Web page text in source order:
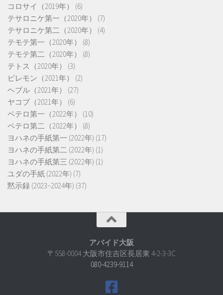
コロサイ（2019年）
(6)
テサロニケ第一（2020年）
(7)
テサロニケ第二（2020年）
(4)
テモテ第一（2020年）
(8)
テモテ第二（2020年）
(8)
テトス（2020年）
(3)
ピレモン（2021年）
(2)
ヘブル（2021年）
(27)
ヤコブ（2021年）
(6)
ペテロ第一（2022年）
(10)
ペテロ第二（2022年）
(8)
ヨハネの手紙第一 (2022年) (17)
ヨハネの手紙第二 (2022年) (1)
ヨハネの手紙第三 (2022年) (1)
ユダの手紙 (2022年) (7)
黙示録 (2023~2024年) (37)
アバイド大阪
〒558-0004 大阪市住吉区長居東 4-2-3-3C
080-4239-9114